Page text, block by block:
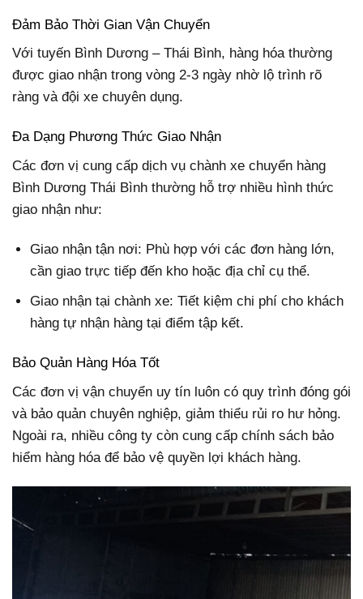
Đảm Bảo Thời Gian Vận Chuyển
Với tuyến Bình Dương – Thái Bình, hàng hóa thường
được giao nhận trong vòng 2-3 ngày nhờ lộ trình rõ
ràng và đội xe chuyên dụng.
Đa Dạng Phương Thức Giao Nhận
Các đơn vị cung cấp dịch vụ chành xe chuyển hàng
Bình Dương Thái Bình thường hỗ trợ nhiều hình thức
giao nhận như:
Giao nhận tận nơi: Phù hợp với các đơn hàng lớn,
cần giao trực tiếp đến kho hoặc địa chỉ cụ thể.
Giao nhận tại chành xe: Tiết kiệm chi phí cho khách
hàng tự nhận hàng tại điểm tập kết.
Bảo Quản Hàng Hóa Tốt
Các đơn vị vận chuyển uy tín luôn có quy trình đóng gói
và bảo quản chuyên nghiệp, giảm thiểu rủi ro hư hỏng.
Ngoài ra, nhiều công ty còn cung cấp chính sách bảo
hiểm hàng hóa để bảo vệ quyền lợi khách hàng.